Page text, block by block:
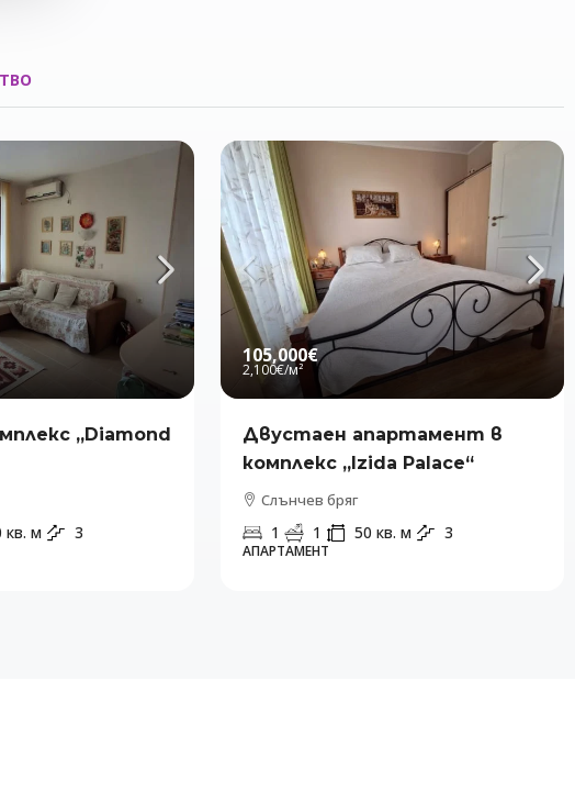
„Diamond
кв. м 3
105,000€
2,100€/м²
Двустаен апартамент в
комплекс „Izida Palace“
Слънчев бряг
1 1 50 кв. м 3
АПАРТАМЕНТ